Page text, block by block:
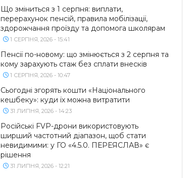
Що зміниться з 1 серпня: виплати,
перерахунок пенсій, правила мобілізації,
здорожчання проїзду та допомога школярам
1 СЕРПНЯ, 2026 - 15:41
Пенсії по-новому: що змінюється з 2 серпня та
кому зарахують стаж без сплати внесків
1 СЕРПНЯ, 2026 - 10:47
Сьогодні згорять кошти «Національного
кешбеку»: куди їх можна витратити
31 ЛИПНЯ, 2026 - 14:23
Російські FVP-дрони використовують
ширший частотний діапазон, щоб стати
невидимими: у ГО «4.5.0. ПЕРЕЯСЛАВ» є
рішення
31 ЛИПНЯ, 2026 - 12:21